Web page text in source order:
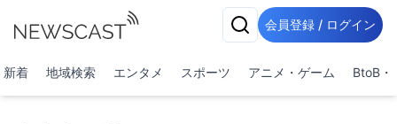
会員登録 / ログイン
新着 地域検索 エンタメ スポーツ アニメ・ゲーム BtoB・